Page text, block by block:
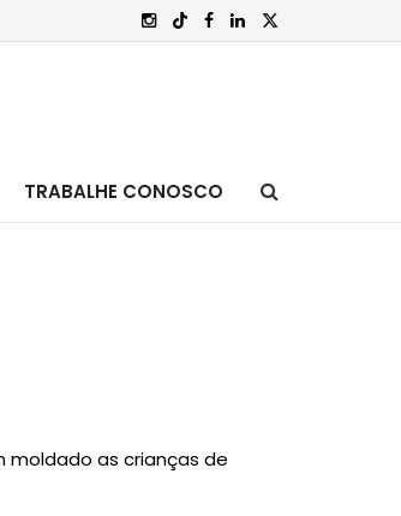
TRABALHE CONOSCO
moldado as crianças de